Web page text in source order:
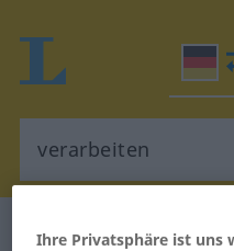
Deutsch-Türkisch
Ihre Privatsphäre ist uns